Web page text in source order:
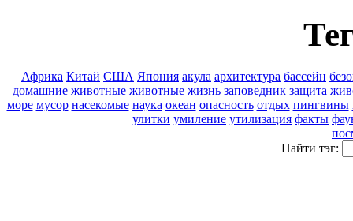
Африка Китай США Япония акула архитектура бассейн
домашние животные животные жизнь заповедник защита
море мусор насекомые наука океан опасность отдых пингвины
улитки умиление утилизация факты
Найти тэг: